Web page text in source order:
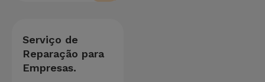
Serviço de
Reparação para
Empresas.